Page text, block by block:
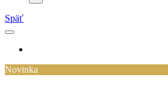
Späť
Novinka